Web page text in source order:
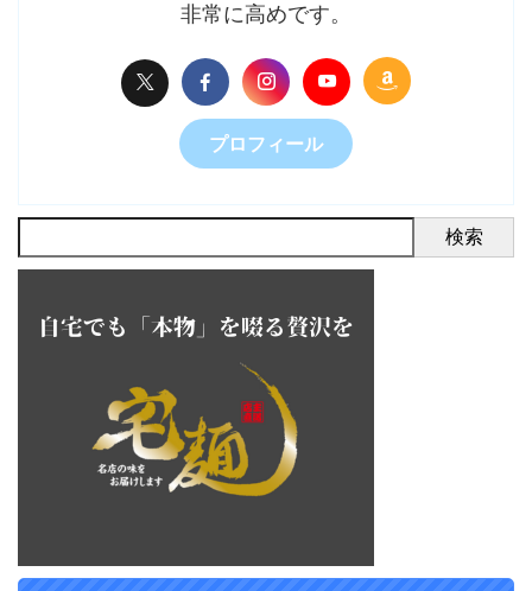
非常に高めです。
プロフィール
検索